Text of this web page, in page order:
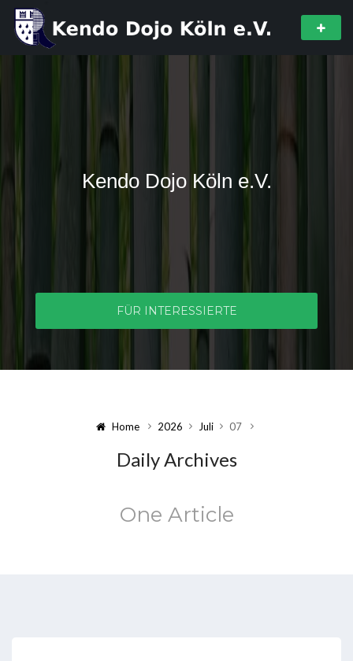
Kendo Dojo Köln e.V.
FÜR INTERESSIERTE
Home 2026 Juli 07
Daily Archives
One Article